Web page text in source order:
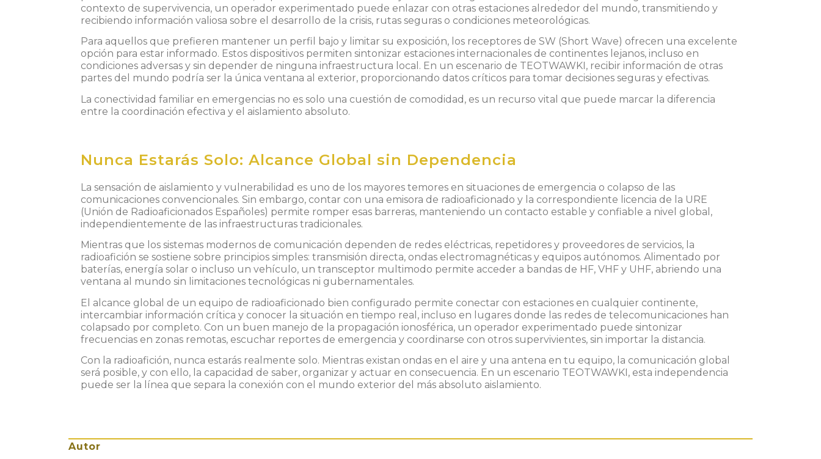
contexto de supervivencia, un operador experimentado puede enlazar con otras estaciones alrededor del mundo, transmitiendo y
recibiendo información valiosa sobre el desarrollo de la crisis, rutas seguras o condiciones meteorológicas.
Para aquellos que prefieren mantener un perfil bajo y limitar su exposición, los receptores de SW (Short Wave) ofrecen una excelente
opción para estar informado. Estos dispositivos permiten sintonizar estaciones internacionales de continentes lejanos, incluso en
condiciones adversas y sin depender de ninguna infraestructura local. En un escenario de TEOTWAWKI, recibir información de otras
partes del mundo podría ser la única ventana al exterior, proporcionando datos críticos para tomar decisiones seguras y efectivas.
La conectividad familiar en emergencias no es solo una cuestión de comodidad, es un recurso vital que puede marcar la diferencia
entre la coordinación efectiva y el aislamiento absoluto.
Nunca Estarás Solo: Alcance Global sin Dependencia
La sensación de aislamiento y vulnerabilidad es uno de los mayores temores en situaciones de emergencia o colapso de las
comunicaciones convencionales. Sin embargo, contar con una emisora de radioaficionado y la correspondiente licencia de la URE
(Unión de Radioaficionados Españoles) permite romper esas barreras, manteniendo un contacto estable y confiable a nivel global,
independientemente de las infraestructuras tradicionales.
Mientras que los sistemas modernos de comunicación dependen de redes eléctricas, repetidores y proveedores de servicios, la
radioafición se sostiene sobre principios simples: transmisión directa, ondas electromagnéticas y equipos autónomos. Alimentado por
baterías, energía solar o incluso un vehículo, un transceptor multimodo permite acceder a bandas de HF, VHF y UHF, abriendo una
ventana al mundo sin limitaciones tecnológicas ni gubernamentales.
El alcance global de un equipo de radioaficionado bien configurado permite conectar con estaciones en cualquier continente,
intercambiar información crítica y conocer la situación en tiempo real, incluso en lugares donde las redes de telecomunicaciones han
colapsado por completo. Con un buen manejo de la propagación ionosférica, un operador experimentado puede sintonizar
frecuencias en zonas remotas, escuchar reportes de emergencia y coordinarse con otros supervivientes, sin importar la distancia.
Con la radioafición, nunca estarás realmente solo. Mientras existan ondas en el aire y una antena en tu equipo, la comunicación global
será posible, y con ello, la capacidad de saber, organizar y actuar en consecuencia. En un escenario TEOTWAWKI, esta independencia
puede ser la línea que separa la conexión con el mundo exterior del más absoluto aislamiento.
Autor